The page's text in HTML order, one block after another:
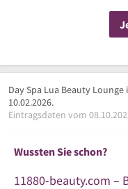
Day Spa Lua Beauty
10.02.2026.
Eintragsdaten vom
Wussten Sie schon?
11880-beauty.com –